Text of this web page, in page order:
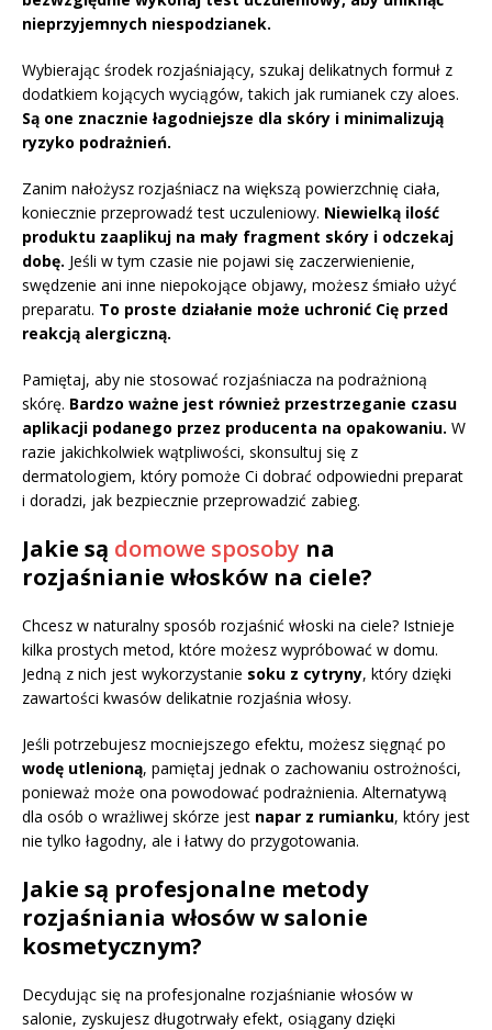
nieprzyjemnych niespodzianek.
Wybierając środek rozjaśniający, szukaj delikatnych formuł z
dodatkiem kojących wyciągów, takich jak rumianek czy aloes.
Są one znacznie łagodniejsze dla skóry i minimalizują
ryzyko podrażnień.
Zanim nałożysz rozjaśniacz na większą powierzchnię ciała,
koniecznie przeprowadź test uczuleniowy. Niewielką ilość
produktu zaaplikuj na mały fragment skóry i odczekaj
dobę. Jeśli w tym czasie nie pojawi się zaczerwienienie,
swędzenie ani inne niepokojące objawy, możesz śmiało użyć
preparatu. To proste działanie może uchronić Cię przed
reakcją alergiczną.
Pamiętaj, aby nie stosować rozjaśniacza na podrażnioną
skórę. Bardzo ważne jest również przestrzeganie czasu
aplikacji podanego przez producenta na opakowaniu. W
razie jakichkolwiek wątpliwości, skonsultuj się z
dermatologiem, który pomoże Ci dobrać odpowiedni preparat
i doradzi, jak bezpiecznie przeprowadzić zabieg.
Jakie są domowe sposoby na
rozjaśnianie włosków na ciele?
Chcesz w naturalny sposób rozjaśnić włoski na ciele? Istnieje
kilka prostych metod, które możesz wypróbować w domu.
Jedną z nich jest wykorzystanie soku z cytryny, który dzięki
zawartości kwasów delikatnie rozjaśnia włosy.
Jeśli potrzebujesz mocniejszego efektu, możesz sięgnąć po
wodę utlenioną, pamiętaj jednak o zachowaniu ostrożności,
ponieważ może ona powodować podrażnienia. Alternatywą
dla osób o wrażliwej skórze jest napar z rumianku, który jest
nie tylko łagodny, ale i łatwy do przygotowania.
Jakie są profesjonalne metody
rozjaśniania włosów w salonie
kosmetycznym?
Decydując się na profesjonalne rozjaśnianie włosów w
salonie, zyskujesz długotrwały efekt, osiągany dzięki